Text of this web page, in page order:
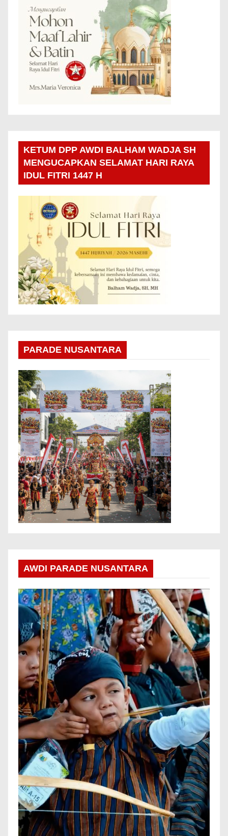
KETUM DPP AWDI BALHAM WADJA SH
MENGUCAPKAN SELAMAT HARI RAYA
IDUL FITRI 1447 H
PARADE NUSANTARA
AWDI PARADE NUSANTARA